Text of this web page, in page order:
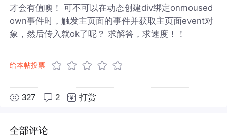
才会有值噢！ 可不可以在动态创建div绑定onmoused
own事件时，触发主页面的事件并获取主页面event对
象，然后传入就ok了呢？ 求解答，求速度！！
给本帖投票
327 2 打赏
全部评论